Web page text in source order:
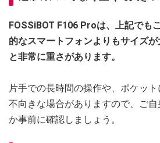
FOSSiBOT F106 Proは、上記でも
的なスマートフォンよりもサイズ
と非常に重さがあります。
片手での長時間の操作や、ポケッ
不向きな場合がありますので、ご
か事前に確認しましょう。